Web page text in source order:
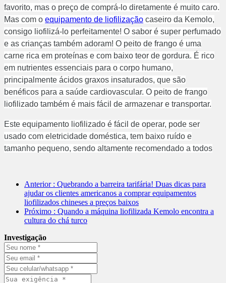
favorito, mas o preço de comprá-lo diretamente é muito caro.
Mas com o equipamento de liofilização caseiro da Kemolo,
consigo liofilizá-lo perfeitamente! O sabor é super perfumado
e as crianças também adoram! O peito de frango é uma
carne rica em proteínas e com baixo teor de gordura. É rico
em nutrientes essenciais para o corpo humano,
principalmente ácidos graxos insaturados, que são
benéficos para a saúde cardiovascular. O peito de frango
liofilizado também é mais fácil de armazenar e transportar.
Este equipamento liofilizado é fácil de operar, pode ser
usado com eletricidade doméstica, tem baixo ruído e
tamanho pequeno, sendo altamente recomendado a todos
Anterior : Quebrando a barreira tarifária! Duas dicas para
ajudar os clientes americanos a comprar equipamentos
liofilizados chineses a preços baixos
Próximo : Quando a máquina liofilizada Kemolo encontra a
cultura do chá turco
Investigação